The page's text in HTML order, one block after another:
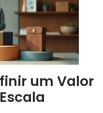
um Valor